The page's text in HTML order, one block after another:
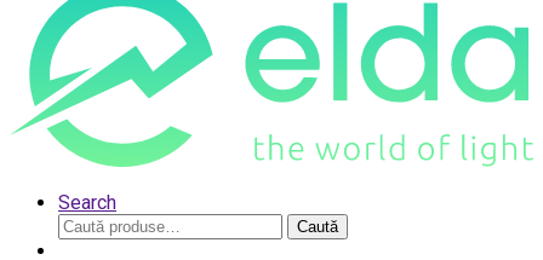
Search
Caută
după:
Caută